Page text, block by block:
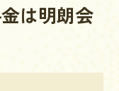
は明朗会